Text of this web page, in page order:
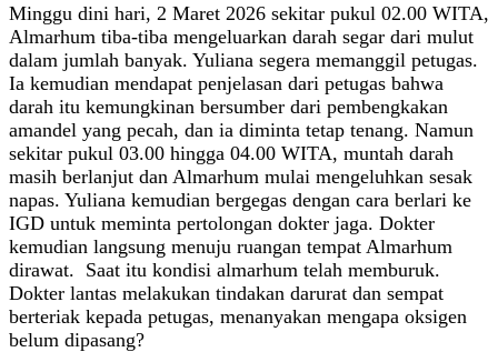
Minggu dini hari, 2 Maret 2026 sekitar pukul 02.00 WITA,
Almarhum tiba-tiba mengeluarkan darah segar dari mulut
dalam jumlah banyak. Yuliana segera memanggil petugas.
Ia kemudian mendapat penjelasan dari petugas bahwa
darah itu kemungkinan bersumber dari pembengkakan
amandel yang pecah, dan ia diminta tetap tenang. ‎Namun
sekitar pukul 03.00 hingga 04.00 WITA, muntah darah
masih berlanjut dan Almarhum mulai mengeluhkan sesak
napas. Yuliana kemudian bergegas dengan cara berlari ke
IGD untuk meminta pertolongan dokter jaga. Dokter
kemudian langsung menuju ruangan tempat Almarhum
dirawat. Saat itu kondisi almarhum telah memburuk.
Dokter lantas melakukan tindakan darurat dan sempat
berteriak kepada petugas, menanyakan mengapa oksigen
belum dipasang?